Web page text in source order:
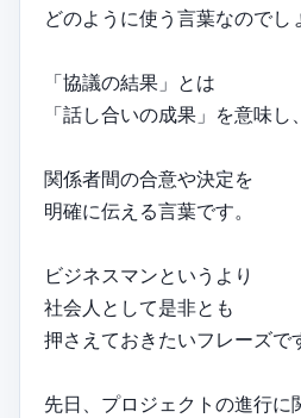
どのように使う言葉なのでし
「協議の結果」とは
「話し合いの成果」を意味し、
関係者間の合意や決定を
明確に伝える言葉です。
ビジネスマンというより
社会人として是非とも
押さえておきたいフレーズで
先日、プロジェクトの進行に